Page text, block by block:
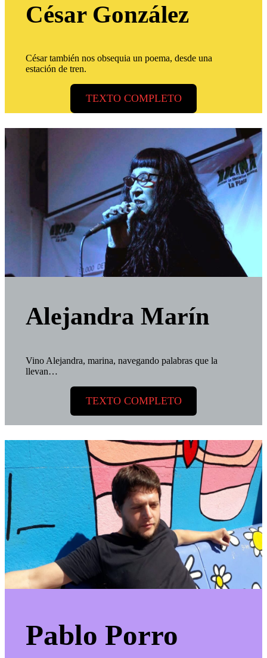
César González
César también nos obsequia un poema, desde una
estación de tren.
TEXTO COMPLETO
Alejandra Marín
Vino Alejandra, marina, navegando palabras que la
llevan…
TEXTO COMPLETO
Pablo Porro